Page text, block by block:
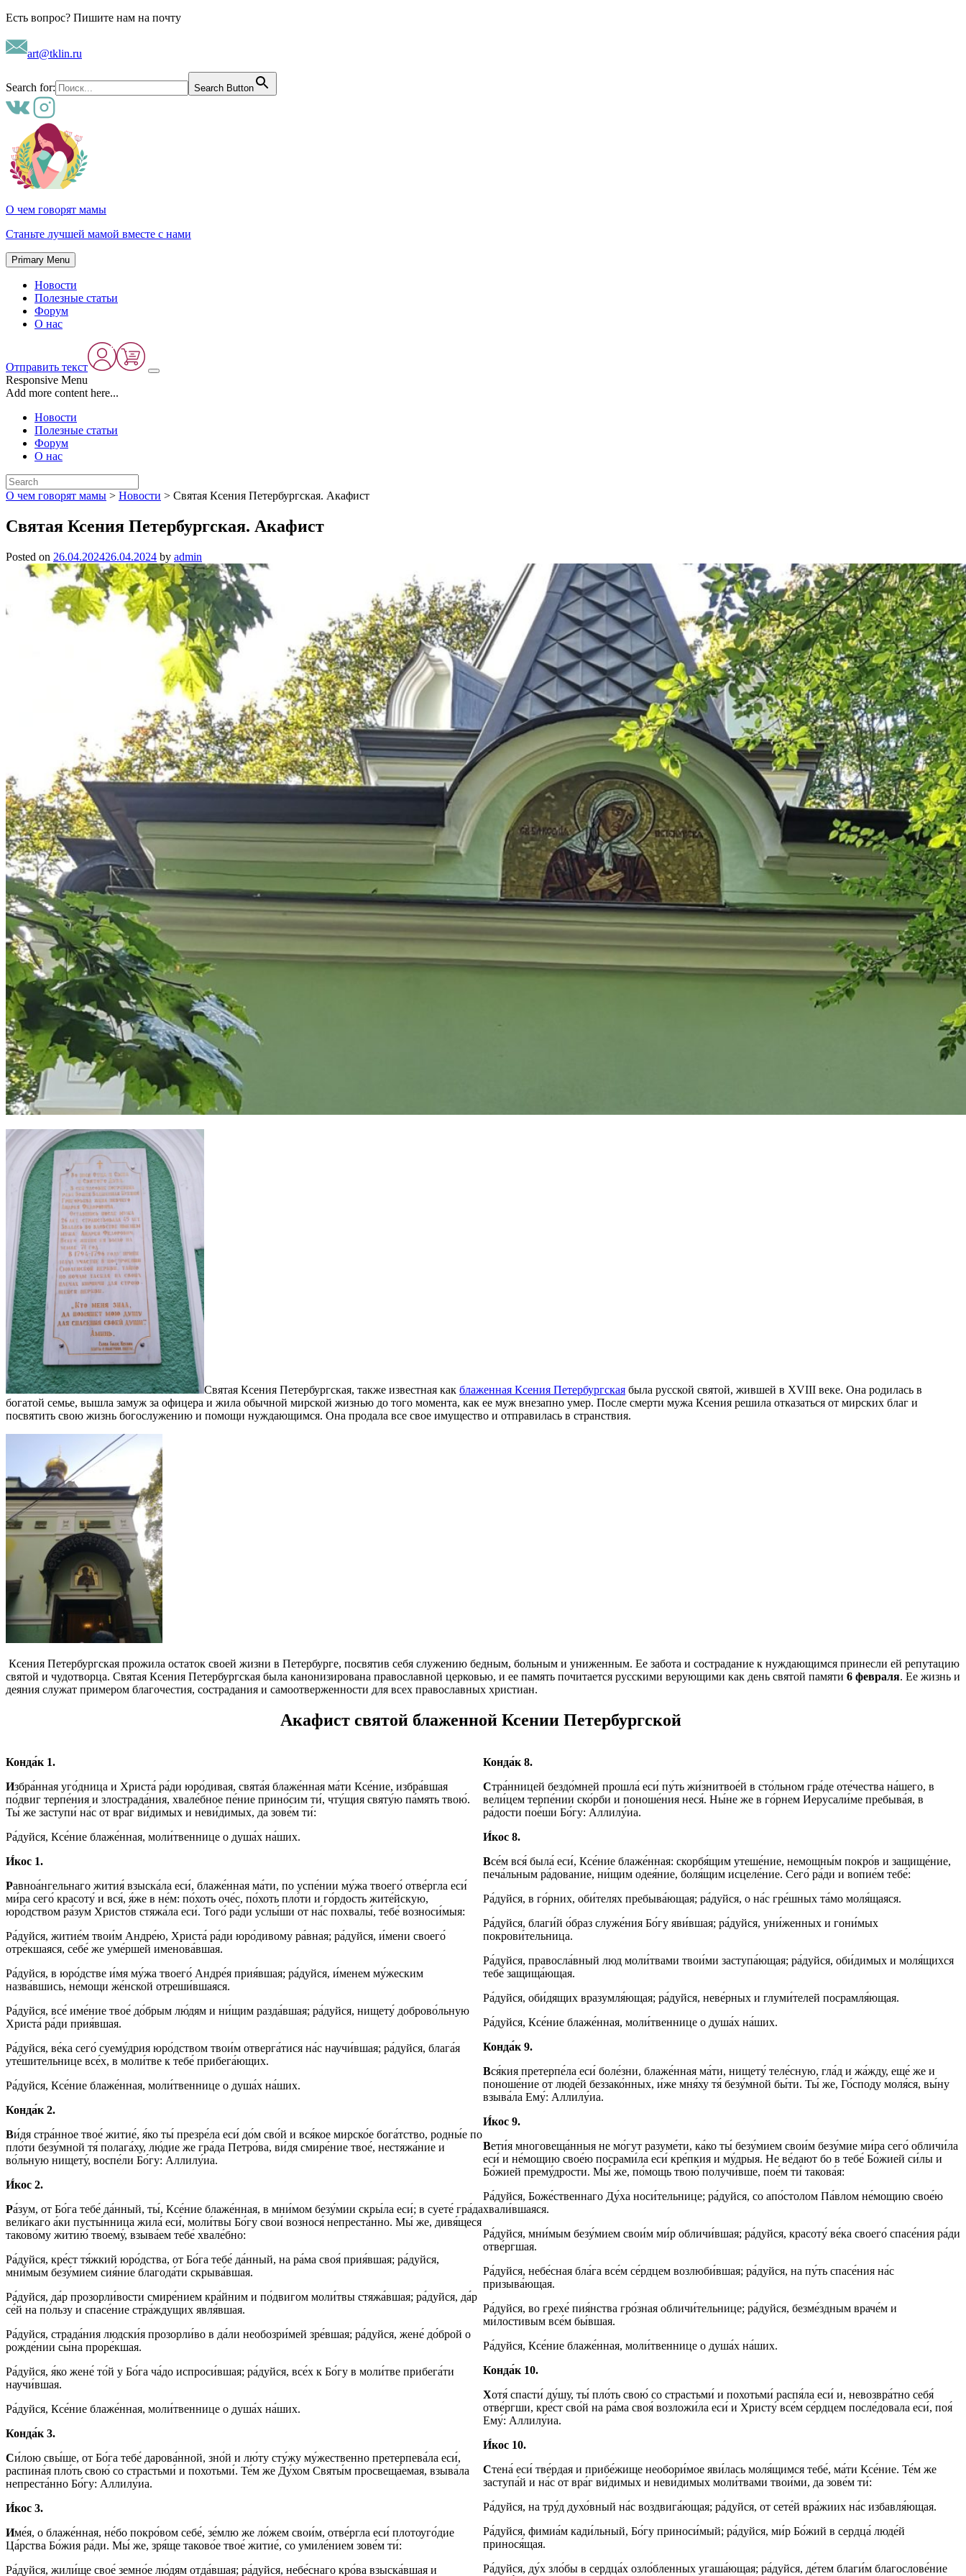
Skip
content
Есть вопрос? Пишите нам на почту
art@tklin.ru
Search for: Search Button
О чем говорят мамы
Станьте лучшей мамой вместе с нами
Primary Menu
Новости
Полезные статьи
Форум
О нас
Отправить текст
Responsive Menu
Add more content here...
Новости
Полезные статьи
Форум
О нас
О чем говорят мамы > Новости > Святая Ксения Петербургская. Акафист
Святая Ксения Петербургская. Акафист
Posted on 26.04.202426.04.2024 by admin
Святая Ксения Петербургская, также известная как блаженная Ксения Петербургская была русской святой, жившей в XVIII веке. Она родилась в
богатой семье, вышла замуж за офицера и жила обычной мирской жизнью до того момента, как ее муж внезапно умер. После смерти мужа Ксения решила отказаться от мирских благ и
посвятить свою жизнь богослужению и помощи нуждающимся. Она продала все свое имущество и отправилась в странствия.
Ксения Петербургская прожила остаток своей жизни в Петербурге, посвятив себя служению бедным, больным и униженным. Ее забота и сострадание к нуждающимся принесли ей репутацию
святой и чудотворца. Святая Ксения Петербургская была канонизирована православной церковью, и ее память почитается русскими верующими как день святой памяти 6 февраля. Ее жизнь и
деяния служат примером благочестия, сострадания и самоотверженности для всех православных христиан.
Акафист святой блаженной Ксении Петербургской
Конда́к 1.
Избра́нная уго́дница и Христа́ ра́ди юро́дивая, свята́я блаже́нная ма́ти Ксе́ние, избра́вшая
по́двиг терпе́ния и злострада́ния, хвале́бное пе́ние прино́сим ти́, чту́щия святу́ю па́мять твою́.
Ты́ же заступи́ на́с от вра́г ви́димых и неви́димых, да зове́м ти́:
Ра́дуйся, Ксе́ние блаже́нная, моли́твеннице о душа́х на́ших.
И́кос 1.
Равноа́нгельнаго жития́ взыска́ла еси́, блаже́нная ма́ти, по успе́нии му́жа твоего́ отве́ргла еси́
ми́ра сего́ красоту́ и вся́, я́же в не́м: по́хоть оче́с, по́хоть пло́ти и го́рдость жите́йскую,
юро́дством ра́зум Христо́в стяжа́ла еси́. Того́ ра́ди услы́ши от на́с похвалы́, тебе́ возноси́мыя:
Ра́дуйся, житие́м твои́м Андре́ю, Христа́ ра́ди юро́дивому ра́вная; ра́дуйся, и́мени своего́
отре́кшаяся, себе́ же уме́ршей именова́вшая.
Ра́дуйся, в юро́дстве и́мя му́жа твоего́ Андре́я прия́вшая; ра́дуйся, и́менем му́жеским
назва́вшись, не́мощи же́нской отреши́вшаяся.
Ра́дуйся, все́ име́ние твое́ до́брым лю́дям и ни́щим разда́вшая; ра́дуйся, нищету́ доброво́льную
Христа́ ра́ди прия́вшая.
Ра́дуйся, ве́ка сего́ суему́дрия юро́дством твои́м отверга́тися на́с научи́вшая; ра́дуйся, блага́я
уте́шительнице все́х, в моли́тве к тебе́ прибега́ющих.
Ра́дуйся, Ксе́ние блаже́нная, моли́твеннице о душа́х на́ших.
Конда́к 2.
Ви́дя стра́нное твое́ житие́, я́ко ты́ презре́ла еси́ до́м сво́й и вся́кое мирско́е бога́тство, родны́е по
пло́ти безу́мной тя́ полага́ху, лю́дие же гра́да Петро́ва, ви́дя смире́ние твое́, нестяжа́ние и
во́льную нищету́, воспе́ли Бо́гу: Аллилу́иа.
И́кос 2.
Ра́зум, от Бо́га тебе́ да́нный, ты́, Ксе́ние блаже́нная, в мни́мом безу́мии скры́ла еси́; в суете́ гра́да
вели́каго а́ки пусты́нница жила́ еси́, моли́твы Бо́гу свои́ вознося́ непреста́нно. Мы́ же, дивя́щеся
таково́му житию́ твоему́, взыва́ем тебе́ хвале́бно:
Ра́дуйся, кре́ст тя́жкий юро́дства, от Бо́га тебе́ да́нный, на ра́ма своя́ прия́вшая; ра́дуйся,
мни́мым безу́мием сия́ние благода́ти скрыва́вшая.
Ра́дуйся, да́р прозорли́вости смире́нием кра́йним и по́двигом моли́твы стяжа́вшая; ра́дуйся, да́р
се́й на по́льзу и спасе́ние стра́ждущих явля́вшая.
Ра́дуйся, страда́ния людски́я прозорли́во в да́ли необозри́мей зре́вшая; ра́дуйся, жене́ до́брой о
рожде́нии сы́на проре́кшая.
Ра́дуйся, я́ко жене́ то́й у Бо́га ча́до испроси́вшая; ра́дуйся, все́х к Бо́гу в моли́тве прибега́ти
научи́вшая.
Ра́дуйся, Ксе́ние блаже́нная, моли́твеннице о душа́х на́ших.
Конда́к 3.
Си́лою свы́ше, от Бо́га тебе́ дарова́нной, зно́й и лю́ту сту́жу му́жественно претерпева́ла еси́,
распина́я пло́ть свою́ со страстьми́ и похотьми́. Те́м же Ду́хом Святы́м просвеща́емая, взыва́ла
непреста́нно Бо́гу: Аллилу́иа.
И́кос 3.
Име́я, о блаже́нная, не́бо покро́вом себе́, зе́млю же ло́жем свои́м, отве́ргла еси́ плотоуго́дие
Ца́рства Бо́жия ра́ди. Мы́ же, зря́ще таково́е твое́ житие́, со умиле́нием зове́м ти́:
Ра́дуйся, жили́ще свое́ земно́е лю́дям отда́вшая; ра́дуйся, небе́снаго кро́ва взыска́вшая и
Конда́к 8.
Стра́нницей бездо́мней прошла́ еси́ пу́ть жи́знитвое́й в сто́льном гра́де оте́чества на́шего, в
вели́цем терпе́нии ско́рби и поноше́ния неся́. Ны́не же в го́рнем Иерусали́ме пребыва́я, в
ра́дости пое́ши Бо́гу: Аллилу́иа.
И́кос 8.
Все́м вся́ была́ еси́, Ксе́ние блаже́нная: скорбя́щим утеше́ние, немощны́м покро́в и защище́ние,
печа́льным ра́дование, ни́щим одея́ние, боля́щим исцеле́ние. Сего́ ра́ди и вопие́м тебе́:
Ра́дуйся, в го́рних, оби́телях пребыва́ющая; ра́дуйся, о на́с гре́шных та́мо моля́щаяся.
Ра́дуйся, благи́й о́браз служе́ния Бо́гу яви́вшая; ра́дуйся, уни́женных и гони́мых
покрови́тельница.
Ра́дуйся, правосла́вный люд моли́твами твои́ми заступа́ющая; ра́дуйся, оби́димых и моля́щихся
тебе́ защища́ющая.
Ра́дуйся, оби́дящих вразумля́ющая; ра́дуйся, неве́рных и глуми́телей посрамля́ющая.
Ра́дуйся, Ксе́ние блаже́нная, моли́твеннице о душа́х на́ших.
Конда́к 9.
Вся́кия претерпе́ла еси́ боле́зни, блаже́нная ма́ти, нищету́ теле́сную, гла́д и жа́жду, еще́ же и
поноше́ние от люде́й беззако́нных, и́же мня́ху тя́ безу́мной бы́ти. Ты́ же, Го́споду моля́ся, вы́ну
взыва́ла Ему́: Аллилу́иа.
И́кос 9.
Вети́я многовеща́нныя не мо́гут разуме́ти, ка́ко ты́ безу́мием свои́м безу́мие ми́ра сего́ обличи́ла
еси́ и не́мощию свое́ю посрами́ла еси́ кре́пкия и му́дрыя. Не ве́дают бо в тебе́ Бо́жией си́лы и
Бо́жией прему́дрости. Мы́ же, по́мощь твою́ получи́вше, пое́м ти́ такова́я:
Ра́дуйся, Боже́ственнаго Ду́ха носи́тельнице; ра́дуйся, со апо́столом Па́влом не́мощию свое́ю
хвали́вшаяся.
Ра́дуйся, мни́мым безу́мием свои́м ми́р обличи́вшая; ра́дуйся, красоту́ ве́ка своего́ спасе́ния ра́ди
отве́ргшая.
Ра́дуйся, небе́сная бла́га все́м се́рдцем возлюби́вшая; ра́дуйся, на пу́ть спасе́ния на́с
призыва́ющая.
Ра́дуйся, во грехе́ пия́нства гро́зная обличи́тельнице; ра́дуйся, безме́здным враче́м и
ми́лостивым все́м бы́вшая.
Ра́дуйся, Ксе́ние блаже́нная, моли́твеннице о душа́х на́ших.
Конда́к 10.
Хотя́ спасти́ ду́шу, ты́ пло́ть свою́ со страстьми́ и похотьми́ распя́ла еси́ и, невозвра́тно себя́
отве́ргши, кре́ст сво́й на ра́ма своя́ возложи́ла еси́ и Христу́ все́м се́рдцем после́довала еси́, поя́
Ему́: Аллилу́иа.
И́кос 10.
Стена́ еси́ тве́рдая и прибе́жище необори́мое яви́лась моля́щимся тебе́, ма́ти Ксе́ние. Те́м же
заступа́й и на́с от вра́г ви́димых и неви́димых моли́твами твои́ми, да зове́м ти́:
Ра́дуйся, на тру́д духо́вный на́с воздвига́ющая; ра́дуйся, от сете́й вра́жиих на́с избавля́ющая.
Ра́дуйся, фимиа́м кади́льный, Бо́гу приноси́мый; ра́дуйся, ми́р Бо́жий в сердца́ люде́й
принося́щая.
Ра́дуйся, ду́х зло́бы в сердца́х озло́бленных угаша́ющая; ра́дуйся, де́тем благи́м благослове́ние